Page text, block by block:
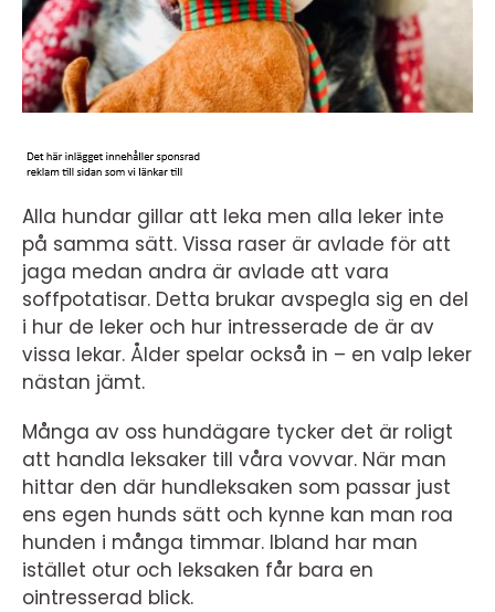
Alla hundar gillar att leka men alla leker inte
på samma sätt. Vissa raser är avlade för att
jaga medan andra är avlade att vara
soffpotatisar. Detta brukar avspegla sig en del
i hur de leker och hur intresserade de är av
vissa lekar. Ålder spelar också in – en valp leker
nästan jämt.
Många av oss hundägare tycker det är roligt
att handla leksaker till våra vovvar. När man
hittar den där hundleksaken som passar just
ens egen hunds sätt och kynne kan man roa
hunden i många timmar. Ibland har man
istället otur och leksaken får bara en
ointresserad blick.